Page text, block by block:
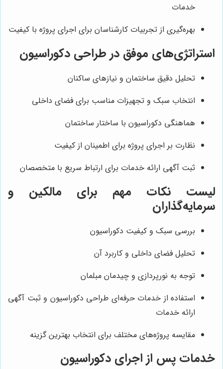
خدمات
بهره‌گیری از تجربیات کارشناسان برای اجرای پروژه با کیفیت
استراتژی‌های موفق در طراحی دکوراسیون
تحلیل دقیق ساختمان و نیازهای ساکنان
انتخاب سبک و تجهیزات مناسب برای فضای داخلی
هماهنگی دکوراسیون با ساختار ساختمان
نظارت بر اجرای پروژه برای اطمینان از کیفیت
ثبت آگهی ارائه خدمات برای ارتباط سریع با متخصصان
لیست نکات مهم برای مالکین و
سرمایه‌گذاران
بررسی سبک و کیفیت دکوراسیون
تحلیل فضای داخلی و کاربرد آن
توجه به نورپردازی و چیدمان مبلمان
استفاده از خدمات حرفه‌ای طراحی دکوراسیون و ثبت آگهی
ارائه خدمات
مقایسه پروژه‌های مختلف برای انتخاب بهترین گزینه
خدمات پس از اجرای دکوراسیون